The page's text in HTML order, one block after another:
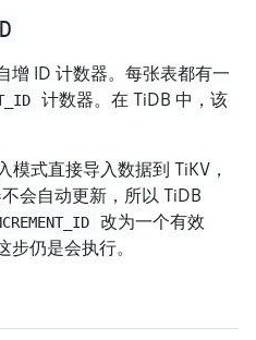
增 ID 计数器。每张表都有一
计数器。在 TiDB 中，该
模式直接导入数据到 TiKV，
会自动更新，所以 TiDB
改为一个有效
仍是会执行。